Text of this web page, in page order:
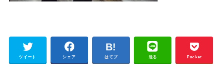
ツイート シェア はてブ 送る Pocket